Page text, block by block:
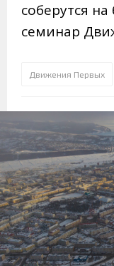
соберутся
семинар
Движения Первых